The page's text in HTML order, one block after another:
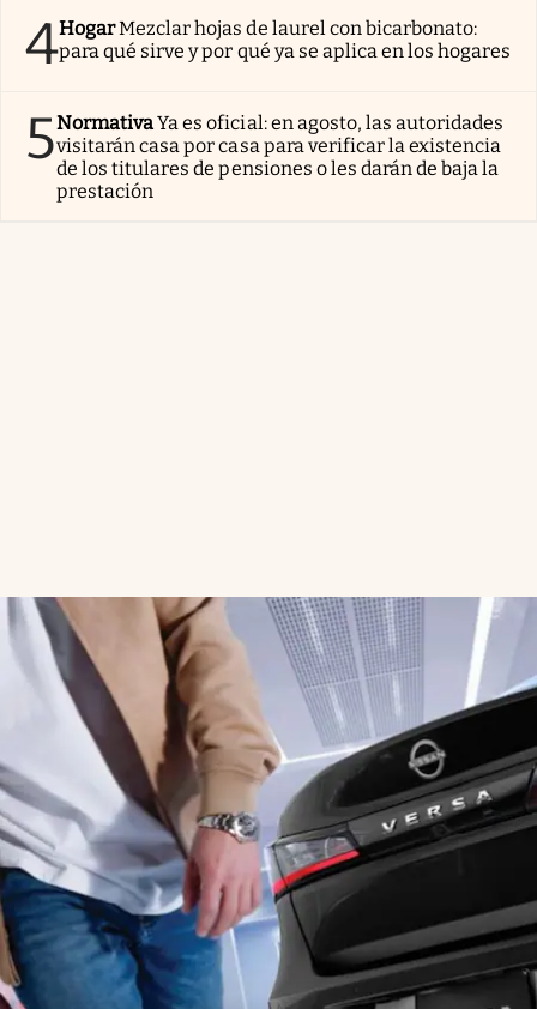
4HogarMezclar hojas de laurel con bicarbonato:
para qué sirve y por qué ya se aplica en los hogares
5NormativaYa es oficial: en agosto, las autoridades
visitarán casa por casa para verificar la existencia
de los titulares de pensiones o les darán de baja la
prestación